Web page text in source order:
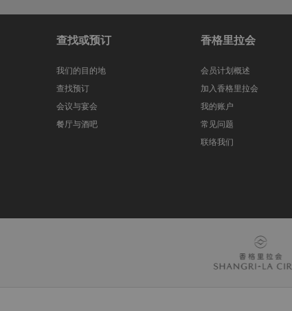
查找或预订
我们的目的地
查找预订
会议与宴会
餐厅与酒吧
香格里拉会
会员计划概述
加入香格里拉会
我的账户
常见问题
联络我们